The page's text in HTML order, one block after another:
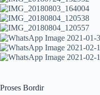
Proses Bordir